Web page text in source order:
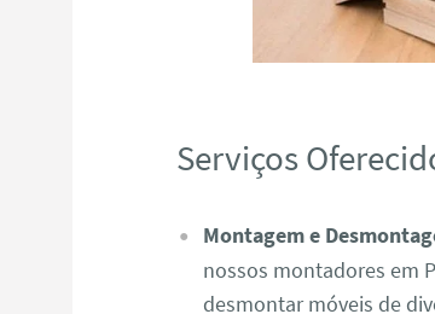
Serviços
Montagem e
nossos montadores em
desmontar móveis de